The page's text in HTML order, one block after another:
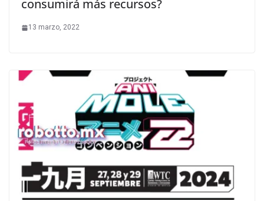
consumirá más recursos?
13 marzo, 2022